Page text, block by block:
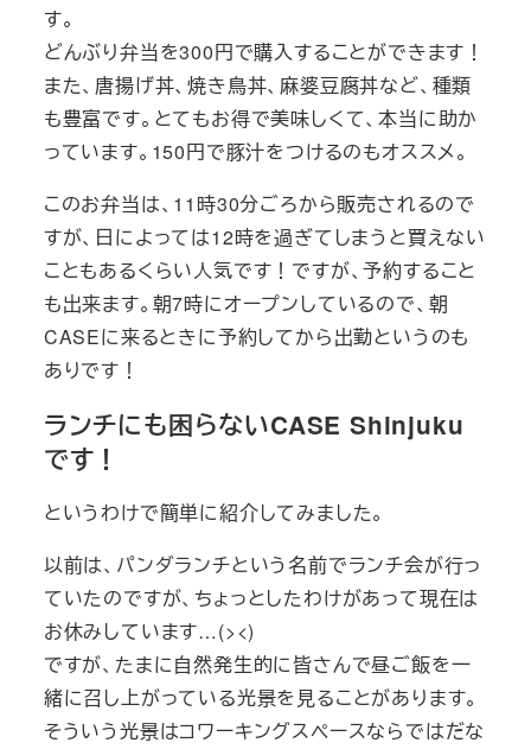
す。
どんぶり弁当を300円で購入することができます！
また、唐揚げ丼、焼き鳥丼、麻婆豆腐丼など、種類
も豊富です。とてもお得で美味しくて、本当に助か
っています。150円で豚汁をつけるのもオススメ。
このお弁当は、11時30分ごろから販売されるので
すが、日によっては12時を過ぎてしまうと買えない
こともあるくらい人気です！ですが、予約すること
も出来ます。朝7時にオープンしているので、朝
CASEに来るときに予約してから出勤というのも
ありです！
ランチにも困らないCASE Shinjuku
です！
というわけで簡単に紹介してみました。
以前は、パンダランチという名前でランチ会が行っ
ていたのですが、ちょっとしたわけがあって現在は
お休みしています…(><)
ですが、たまに自然発生的に皆さんで昼ご飯を一
緒に召し上がっている光景を見ることがあります。
そういう光景はコワーキングスペースならではだな